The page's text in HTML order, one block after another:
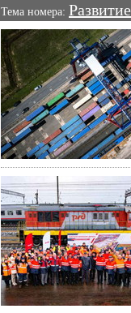
Тема номера: Развитие